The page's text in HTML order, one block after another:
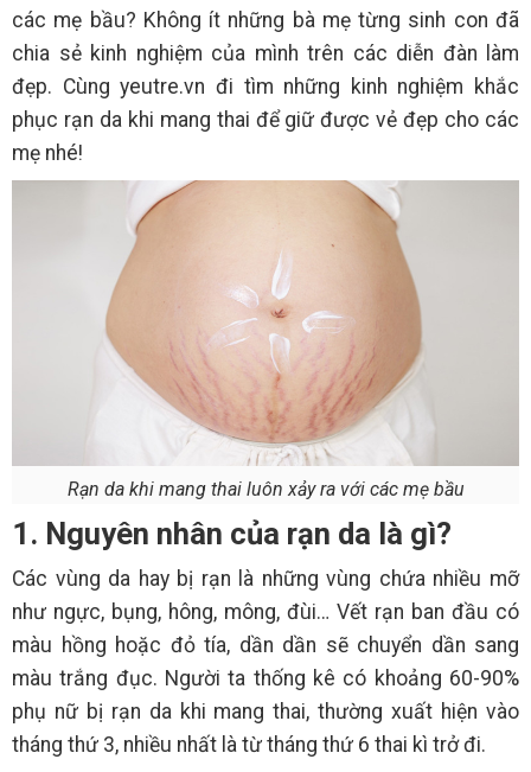
các mẹ bầu? Không ít những bà mẹ từng sinh con đã
chia sẻ kinh nghiệm của mình trên các diễn đàn làm
đẹp. Cùng yeutre.vn đi tìm những kinh nghiệm khắc
phục rạn da khi mang thai để giữ được vẻ đẹp cho các
mẹ nhé!
Rạn da khi mang thai luôn xảy ra với các mẹ bầu
1. Nguyên nhân của rạn da là gì?
Các vùng da hay bị rạn là những vùng chứa nhiều mỡ
như ngực, bụng, hông, mông, đùi… Vết rạn ban đầu có
màu hồng hoặc đỏ tía, dần dần sẽ chuyển dần sang
màu trắng đục. Người ta thống kê có khoảng 60-90%
phụ nữ bị rạn da khi mang thai, thường xuất hiện vào
tháng thứ 3, nhiều nhất là từ tháng thứ 6 thai kì trở đi.